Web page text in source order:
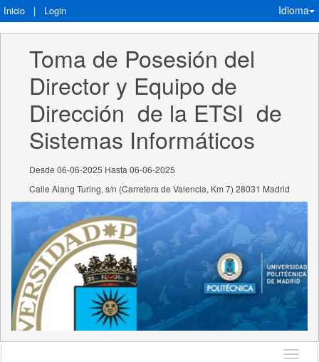
Inicio | Login Idioma
Toma de Posesión del
Director y Equipo de
Dirección  de la ETSI  de
Sistemas Informáticos
Desde 06-06-2025 Hasta 06-06-2025
Calle Alang Turing, s/n (Carretera de Valencia, Km 7) 28031 Madrid
Idioma